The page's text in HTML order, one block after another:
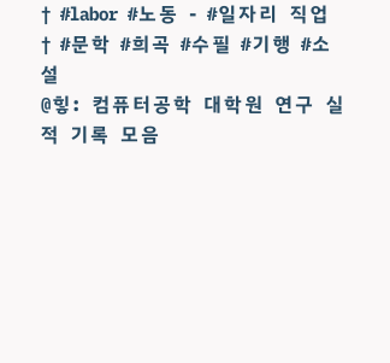
† #labor #노동 - #일자리 직업
† #문학 #희곡 #수필 #기행 #소
설
@힣: 컴퓨터공학 대학원 연구 실
적 기록 모음